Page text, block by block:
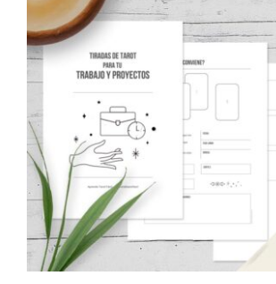
ARTÍCULOS
ACERCA
CONTACTO
Carrito